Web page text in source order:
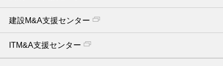
建設M&A支援センター
ITM&A支援センター